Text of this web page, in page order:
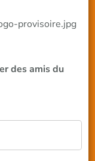
provisoire.jpg
des amis du